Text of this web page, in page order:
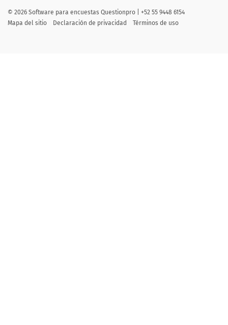
© 2026 Software para encuestas Questionpro | +52 55 9448 6154
Mapa del sitio
Declaración de privacidad Términos de uso